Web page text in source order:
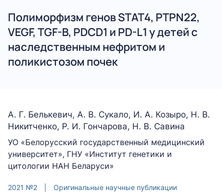
Полиморфизм генов STAT4, PTPN22,
VEGF, TGF-B, PDCD1 и PD-L1 у детей с
наследственным нефритом и
поликистозом почек
А. Г. Белькевич, А. В. Сукало, И. А. Козыро, Н. В.
Никитченко, Р. И. Гончарова, Н. В. Савина
УО «Белорусский государственный медицинский
университет», ГНУ «Институт генетики и
цитологии НАН Беларуси»
2021 №2 Оригинальные научные публикации